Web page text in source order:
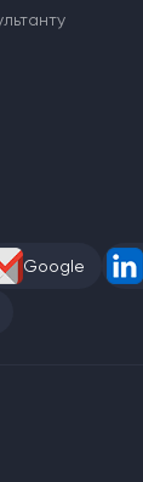
Google